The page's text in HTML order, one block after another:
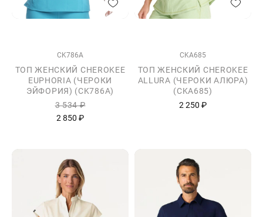
CK786A
ТОП ЖЕНСКИЙ CHEROKEE
EUPHORIA (ЧЕРОКИ
ЭЙФОРИЯ) (CK786A)
3 534 ₽
2 850 ₽
CKA685
ТОП ЖЕНСКИЙ CHEROKEE
ALLURA (ЧЕРОКИ АЛЮРА)
(CKA685)
2 250 ₽